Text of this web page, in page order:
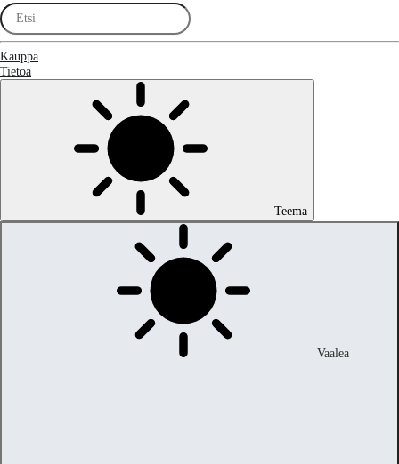
Kauppa
Tietoa
Teema
Vaalea